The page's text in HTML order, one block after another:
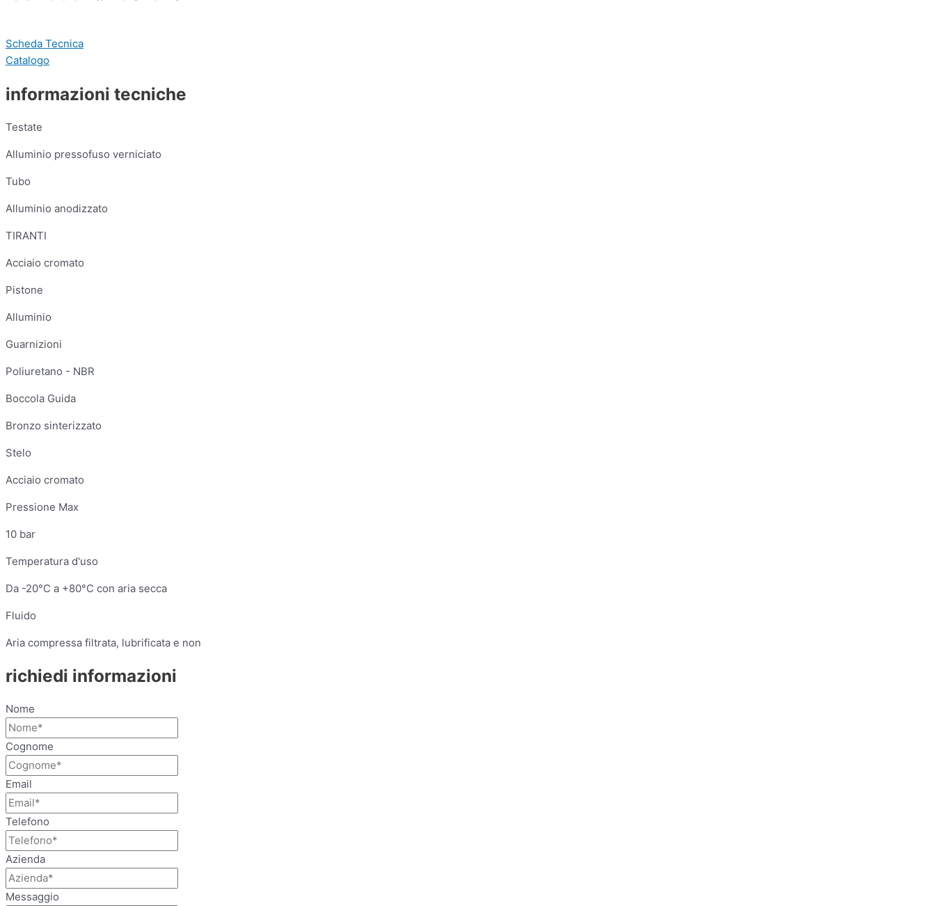
Scheda Tecnica
Catalogo
informazioni tecniche
Testate
Alluminio pressofuso verniciato
Tubo
Alluminio anodizzato
TIRANTI
Acciaio cromato
Pistone
Alluminio
Guarnizioni
Poliuretano - NBR
Boccola Guida
Bronzo sinterizzato
Stelo
Acciaio cromato
Pressione Max
10 bar
Temperatura d'uso
Da -20°C a +80°C con aria secca
Fluido
Aria compressa filtrata, lubrificata e non
richiedi informazioni
Nome
Cognome
Email
Telefono
Azienda
Messaggio